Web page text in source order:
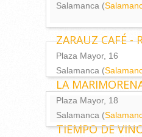
Salamanca (
ZARAUZ CAFÉ -
Plaza Mayor, 16
Salamanca (
LA
Plaza Mayor, 18
Salamanca (
TIEMPO DE